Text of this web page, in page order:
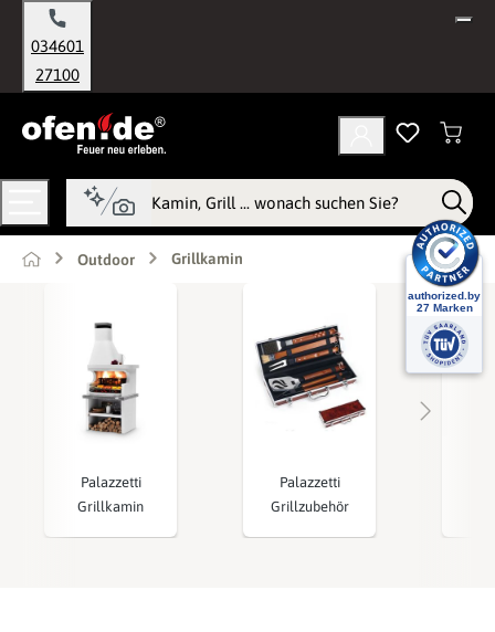
springen
034601
27100
Outdoor Grillkamin
Palazzetti
Grillkamin
Palazzetti
Grillzubehör